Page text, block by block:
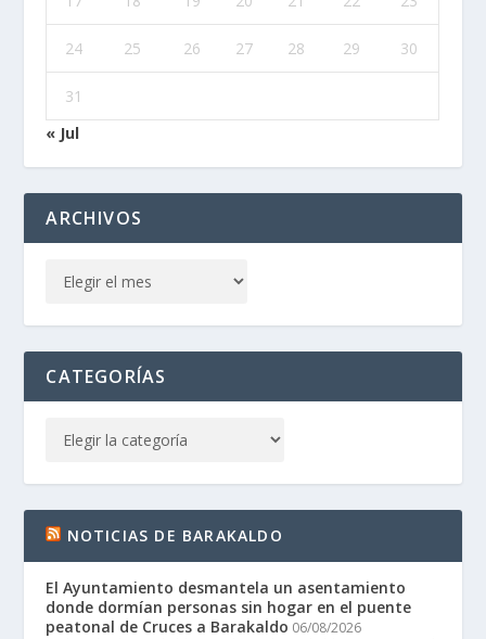
24 25 26 27 28 29 30
31
« Jul
ARCHIVOS
CATEGORÍAS
NOTICIAS DE BARAKALDO
El Ayuntamiento desmantela un asentamiento
donde dormían personas sin hogar en el puente
peatonal de Cruces a Barakaldo 06/08/2026